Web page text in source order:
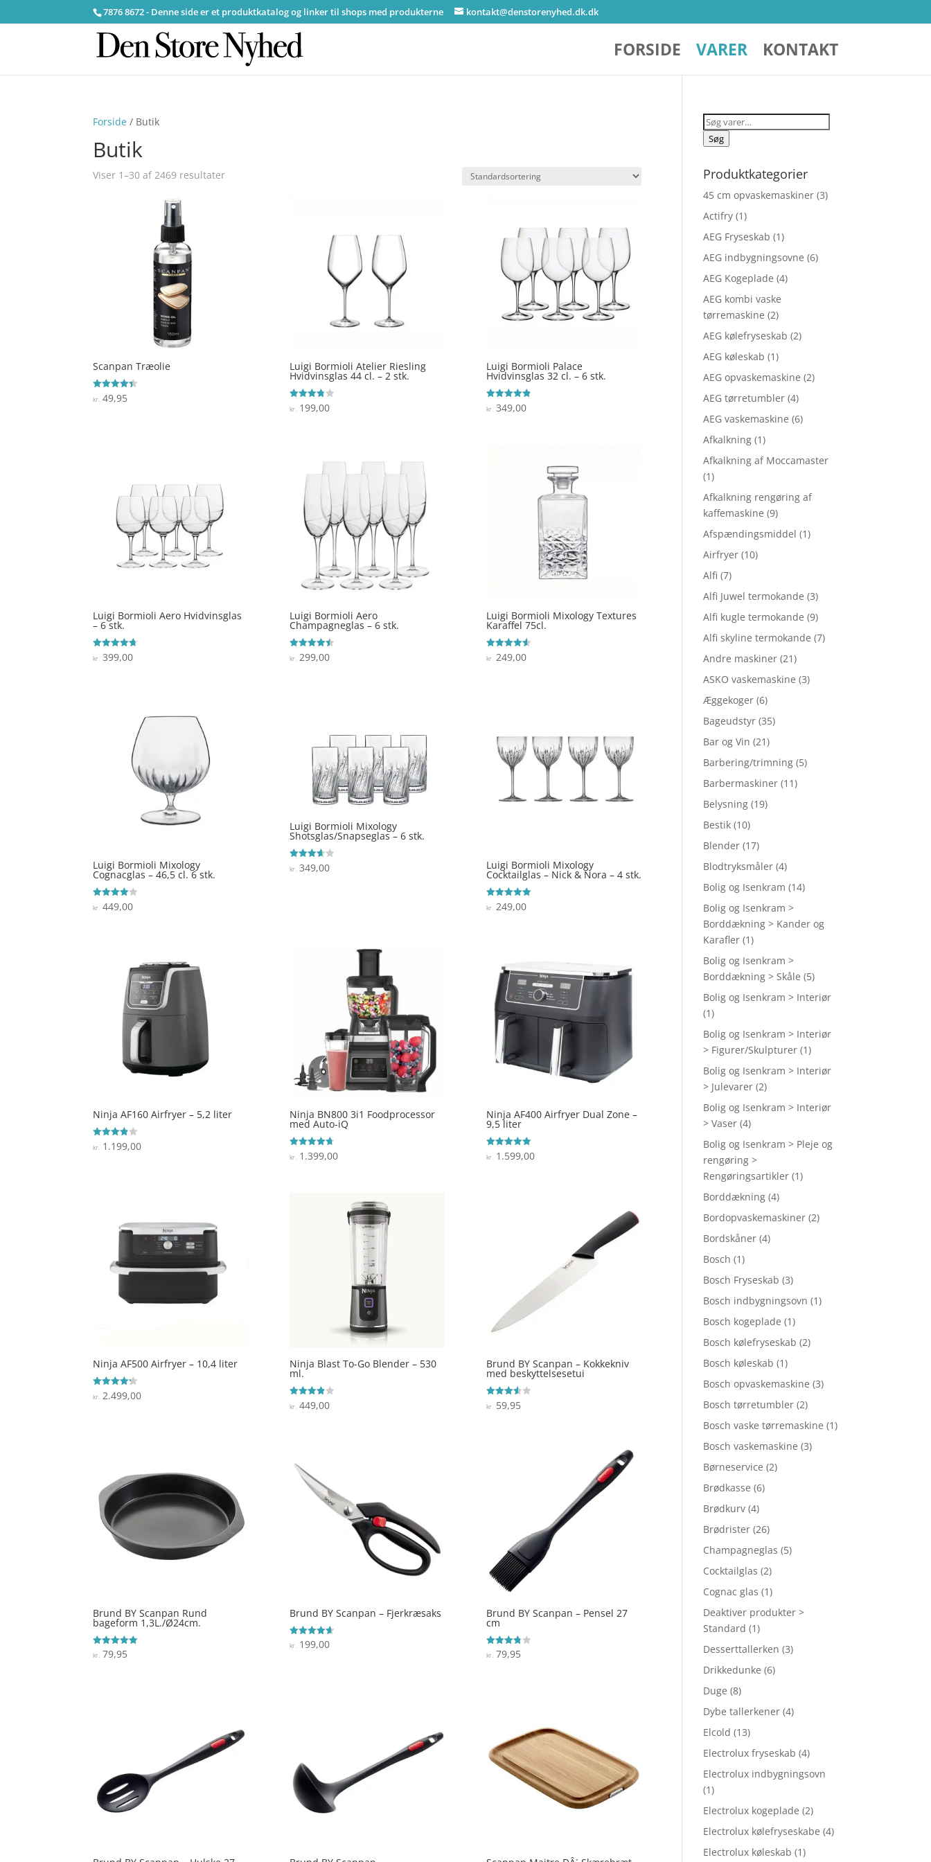
7876 8672 - Denne side er et produktkatalog og linker til shops med produkterne kontakt@denstorenyhed.dk.dk
FORSIDE VARER KONTAKT
Forside / Butik
Butik
Viser 1–30 af 2469 resultater
Scanpan Træolie
Vurderet
4.4
kr. 49,95
Luigi Bormioli Atelier Riesling
Hvidvinsglas 44 cl. – 2 stk.
Vurderet
3.8
kr.199,00
Luigi Bormioli Palace
Hvidvinsglas 32 cl. – 6 stk.
Vurderet
4.9
kr.349,00
Luigi Bormioli Aero Hvidvinsglas
– 6 stk.
Vurderet
4.7
kr. 399,00
Luigi Bormioli Aero
Champagneglas – 6 stk.
Vurderet
4.5
kr.299,00
Luigi Bormioli Mixology Textures
Karaffel 75cl.
Vurderet
4.6
kr.249,00
Luigi Bormioli Mixology
Cognacglas – 46,5 cl. 6 stk.
Vurderet
4
kr. 449,00
Luigi Bormioli Mixology
Shotsglas/Snapseglas – 6 stk.
Vurderet
3.6
kr. 349,00 Luigi Bormioli Mixology
Cocktailglas – Nick & Nora – 4 stk.
Vurderet
5
kr. 249,00
Ninja AF160 Airfryer – 5,2 liter
Vurderet
3.8
kr. 1.199,00
Ninja BN800 3i1 Foodprocessor
med Auto-iQ
Vurderet
4.7
kr. 1.399,00
Ninja AF400 Airfryer Dual Zone –
9,5 liter
Vurderet
5
kr. 1.599,00
Ninja AF500 Airfryer – 10,4 liter
Vurderet
4.2
kr. 2.499,00
Ninja Blast To-Go Blender – 530
ml.
Vurderet
3.9
kr. 449,00
Brund BY Scanpan – Kokkekniv
med beskyttelsesetui
Vurderet
3.6
kr. 59,95
Brund BY Scanpan Rund
bageform 1,3L./Ø24cm.
Vurderet
4.9
kr. 79,95
Brund BY Scanpan – Fjerkræsaks
Vurderet
4.6
kr.199,00
Brund BY Scanpan – Pensel 27
cm
Vurderet
3.8
kr.79,95
Søg
efter:
Søg
Produktkategorier
45 cm opvaskemaskiner (3)
Actifry (1)
AEG Fryseskab (1)
AEG indbygningsovne (6)
AEG Kogeplade (4)
AEG kombi vaske
tørremaskine (2)
AEG kølefryseskab (2)
AEG køleskab (1)
AEG opvaskemaskine (2)
AEG tørretumbler (4)
AEG vaskemaskine (6)
Afkalkning (1)
Afkalkning af Moccamaster
(1)
Afkalkning rengøring af
kaffemaskine (9)
Afspændingsmiddel (1)
Airfryer (10)
Alfi (7)
Alfi Juwel termokande (3)
Alfi kugle termokande (9)
Alfi skyline termokande (7)
Andre maskiner (21)
ASKO vaskemaskine (3)
Æggekoger (6)
Bageudstyr (35)
Bar og Vin (21)
Barbering/trimning (5)
Barbermaskiner (11)
Belysning (19)
Bestik (10)
Blender (17)
Blodtryksmåler (4)
Bolig og Isenkram (14)
Bolig og Isenkram >
Borddækning > Kander og
Karafler (1)
Bolig og Isenkram >
Borddækning > Skåle (5)
Bolig og Isenkram > Interiør
(1)
Bolig og Isenkram > Interiør
> Figurer/Skulpturer (1)
Bolig og Isenkram > Interiør
> Julevarer (2)
Bolig og Isenkram > Interiør
> Vaser (4)
Bolig og Isenkram > Pleje og
rengøring >
Rengøringsartikler (1)
Borddækning (4)
Bordopvaskemaskiner (2)
Bordskåner (4)
Bosch (1)
Bosch Fryseskab (3)
Bosch indbygningsovn (1)
Bosch kogeplade (1)
Bosch kølefryseskab (2)
Bosch køleskab (1)
Bosch opvaskemaskine (3)
Bosch tørretumbler (2)
Bosch vaske tørremaskine (1)
Bosch vaskemaskine (3)
Børneservice (2)
Brødkasse (6)
Brødkurv (4)
Brødrister (26)
Champagneglas (5)
Cocktailglas (2)
Cognac glas (1)
Deaktiver produkter >
Standard (1)
Desserttallerken (3)
Drikkedunke (6)
Duge (8)
Dybe tallerkener (4)
Elcold (13)
Electrolux fryseskab (4)
Electrolux indbygningsovn
(1)
Electrolux kogeplade (2)
Electrolux kølefryseskabe (4)
Electrolux køleskab (1)